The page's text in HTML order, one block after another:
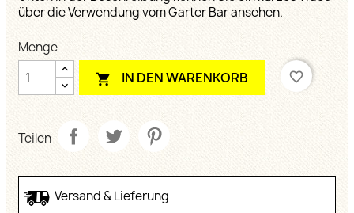
über die Verwendung vom Garter Bar ansehen.
Menge
 IN DEN WARENKORB favorite_border
Teilen
Versand & Lieferung